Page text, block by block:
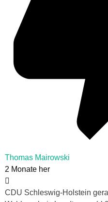
Thomas Mairowski
2 Monate her
CDU Schleswig-Holstein